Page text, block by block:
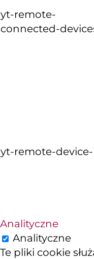
yt-remote-
connected-
yt-remote-
Analityczne
Analityczne
Te pliki cookie